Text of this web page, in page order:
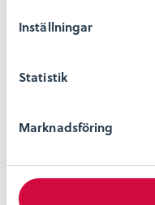
Inställningar
Statistik
Marknadsföring